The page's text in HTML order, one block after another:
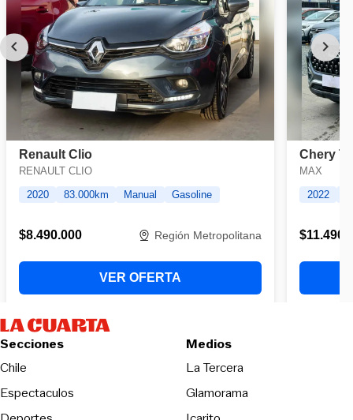
Secciones
Chile
Espectaculos
Medios
La TerceraOpens in new
Glamorama